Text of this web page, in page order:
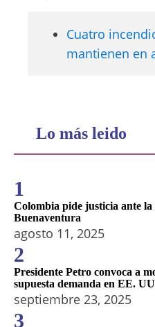
Cuatro
mantienen en
Lo más leido
1
Colombia pide justicia ante
Buenaventura
agosto 11, 2025
2
Presidente Petro convoca a
supuesta demanda en EE.
septiembre 23, 2025
3